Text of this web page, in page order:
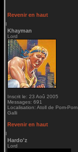
Revenir en haut
Khayman
Lord
Inscrit le: 23 Aoû 2005
Messages: 691
Localisation: Atoll de Pom-Pom
Galli
Revenir en haut
Hardo'z
Lord